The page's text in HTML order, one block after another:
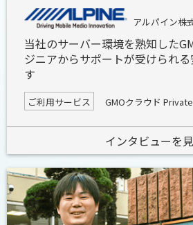
アルパイン株
当社のサーバー環境を熟知した
ジニアからサポートが受けられ
す
ご利用サービス GMOクラウド Private
インタビューを